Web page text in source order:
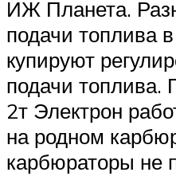
ИЖ Планета.
подачи топлива
купируют
подачи топлива.
2т Электрон
на родном
карбюраторы не